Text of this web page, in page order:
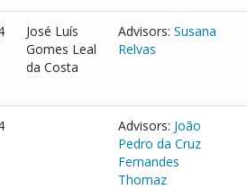
José Luís
Gomes Leal
da Costa
Advisors: Susana
Relvas
Advisors: João
Pedro da Cruz
Fernandes
Thomaz